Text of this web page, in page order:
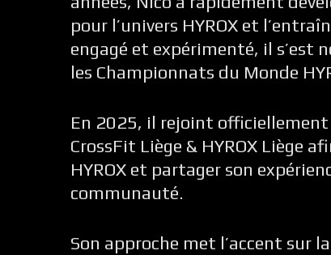
pour l’univers HYROX et
engagé et expérimenté, il
les Championnats du Monde
En 2025, il rejoint officiellement
CrossFit Liège & HYROX Liège
HYROX et partager son
communauté.
Son approche met l’accent sur